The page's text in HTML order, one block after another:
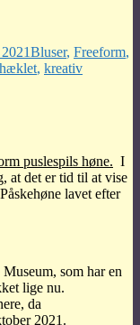
Bluser, Freeform,
hæklet, kreativ
puslespils høne. I
at det er tid til at vise
lavet efter
som har en
lige nu.
da
2021.